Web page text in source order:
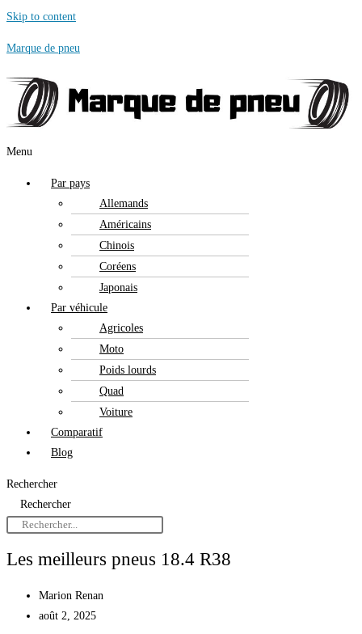
Skip to content
Marque de pneu
Menu
Par pays
Allemands
Américains
Chinois
Coréens
Japonais
Par véhicule
Agricoles
Moto
Poids lourds
Quad
Voiture
Comparatif
Blog
Rechercher
Rechercher
Les meilleurs pneus 18.4 R38
Marion Renan
août 2, 2025